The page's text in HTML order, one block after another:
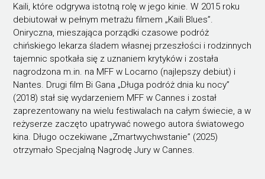
Kaili, które odgrywa istotną rolę w jego kinie. W 2015 roku
debiutował w pełnym metrażu filmem „Kaili Blues”.
Oniryczna, mieszająca porządki czasowe podróż
chińskiego lekarza śladem własnej przeszłości i rodzinnych
tajemnic spotkała się z uznaniem krytyków i została
nagrodzona m.in. na MFF w Locarno (najlepszy debiut) i
Nantes. Drugi film Bi Gana „Długa podróż dnia ku nocy”
(2018) stał się wydarzeniem MFF w Cannes i został
zaprezentowany na wielu festiwalach na całym świecie, a w
reżyserze zaczęto upatrywać nowego autora światowego
kina. Długo oczekiwane „Zmartwychwstanie” (2025)
otrzymało Specjalną Nagrodę Jury w Cannes.